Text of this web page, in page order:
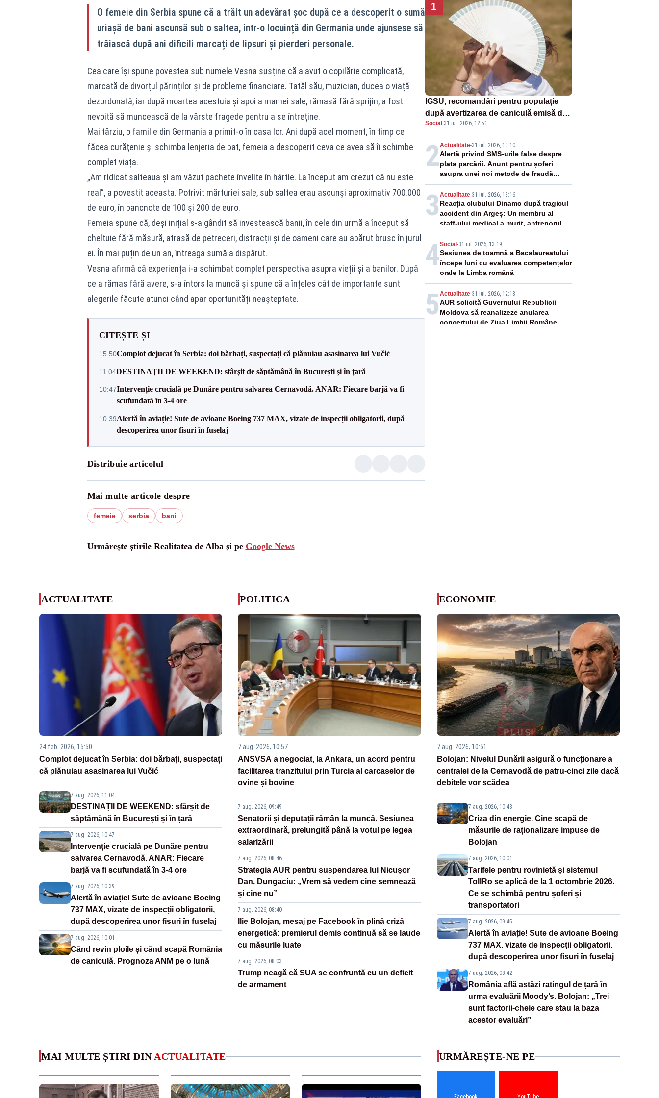
O femeie din Serbia spune că a trăit un adevărat șoc după ce a descoperit o sumă
uriașă de bani ascunsă sub o saltea, într-o locuință din Germania unde ajunsese să
trăiască după ani dificili marcați de lipsuri și pierderi personale.
Cea care își spune povestea sub numele Vesna susține că a avut o copilărie complicată,
marcată de divorțul părinților și de probleme financiare. Tatăl său, muzician, ducea o viață
dezordonată, iar după moartea acestuia și apoi a mamei sale, rămasă fără sprijin, a fost
nevoită să muncească de la vârste fragede pentru a se întreține.
Mai târziu, o familie din Germania a primit-o în casa lor. Ani după acel moment, în timp ce
făcea curățenie și schimba lenjeria de pat, femeia a descoperit ceva ce avea să îi schimbe
complet viața.
„Am ridicat salteaua și am văzut pachete învelite în hârtie. La început am crezut că nu este
real”, a povestit aceasta. Potrivit mărturiei sale, sub saltea erau ascunși aproximativ 700.000
de euro, în bancnote de 100 și 200 de euro.
Femeia spune că, deși inițial s-a gândit să investească banii, în cele din urmă a început să
cheltuie fără măsură, atrasă de petreceri, distracții și de oameni care au apărut brusc în jurul
ei. În mai puțin de un an, întreaga sumă a dispărut.
Vesna afirmă că experiența i-a schimbat complet perspectiva asupra vieții și a banilor. După
ce a rămas fără avere, s-a întors la muncă și spune că a înțeles cât de importante sunt
alegerile făcute atunci când apar oportunități neașteptate.
CITEȘTE ȘI
15:50Complot dejucat în Serbia: doi bărbați, suspectați că plănuiau asasinarea lui Vučić
11:04DESTINAȚII DE WEEKEND: sfârșit de săptămână în București și în țară
10:47Intervenție crucială pe Dunăre pentru salvarea Cernavodă. ANAR: Fiecare barjă va fi
scufundată în 3-4 ore
10:39Alertă în aviație! Sute de avioane Boeing 737 MAX, vizate de inspecții obligatorii, după
descoperirea unor fisuri în fuselaj
Distribuie articolul
Mai multe articole despre
femeie serbia bani
Urmărește știrile Realitatea de Alba și pe Google News
1
IGSU, recomandări pentru populație
după avertizarea de caniculă emisă de
meteorologi
Social ·31 iul. 2026, 12:51
2Actualitate-31 iul. 2026, 13:10
Alertă privind SMS-urile false despre
plata parcării. Anunț pentru șoferi
asupra unei noi metode de fraudă
online
3 Actualitate-31 iul. 2026, 13:16
Reacția clubului Dinamo după tragicul
accident din Argeș: Un membru al
staff-ului medical a murit, antrenorul
Adrian Ropotan este în spital
4Social -31 iul. 2026, 13:19
Sesiunea de toamnă a Bacalaureatului
începe luni cu evaluarea competențelor
orale la Limba română
5 Actualitate-31 iul. 2026, 12:18
AUR solicită Guvernului Republicii
Moldova să reanalizeze anularea
concertului de Ziua Limbii Române
ACTUALITATE
24 feb. 2026, 15:50
Complot dejucat în Serbia: doi bărbați, suspectați
că plănuiau asasinarea lui Vučić
7 aug. 2026, 11:04
DESTINAȚII DE WEEKEND: sfârșit de
săptămână în București și în țară
7 aug. 2026, 10:47
Intervenție crucială pe Dunăre pentru
salvarea Cernavodă. ANAR: Fiecare
barjă va fi scufundată în 3-4 ore
7 aug. 2026, 10:39
Alertă în aviație! Sute de avioane Boeing
737 MAX, vizate de inspecții obligatorii,
după descoperirea unor fisuri în fuselaj
7 aug. 2026, 10:01
Când revin ploile și când scapă România
de caniculă. Prognoza ANM pe o lună
POLITICA
7 aug. 2026, 10:57
ANSVSA a negociat, la Ankara, un acord pentru
facilitarea tranzitului prin Turcia al carcaselor de
ovine și bovine
7 aug. 2026, 09:49
Senatorii și deputații rămân la muncă. Sesiunea
extraordinară, prelungită până la votul pe legea
salarizării
7 aug. 2026, 08:46
Strategia AUR pentru suspendarea lui Nicușor
Dan. Dungaciu: „Vrem să vedem cine semnează
și cine nu”
7 aug. 2026, 08:40
Ilie Bolojan, mesaj pe Facebook în plină criză
energetică: premierul demis continuă să se laude
cu măsurile luate
7 aug. 2026, 08:03
Trump neagă că SUA se confruntă cu un deficit
de armament
ECONOMIE
7 aug. 2026, 10:51
Bolojan: Nivelul Dunării asigură o funcționare a
centralei de la Cernavodă de patru-cinci zile dacă
debitele vor scădea
7 aug. 2026, 10:43
Criza din energie. Cine scapă de
măsurile de raționalizare impuse de
Bolojan
7 aug. 2026, 10:01
Tarifele pentru rovinietă și sistemul
TollRo se aplică de la 1 octombrie 2026.
Ce se schimbă pentru șoferi și
transportatori
7 aug. 2026, 09:45
Alertă în aviație! Sute de avioane Boeing
737 MAX, vizate de inspecții obligatorii,
după descoperirea unor fisuri în fuselaj
7 aug. 2026, 08:42
România află astăzi ratingul de țară în
urma evaluării Moody’s. Bolojan: „Trei
sunt factorii-cheie care stau la baza
acestor evaluări”
MAI MULTE ȘTIRI DIN ACTUALITATE URMĂREȘTE-NE PE